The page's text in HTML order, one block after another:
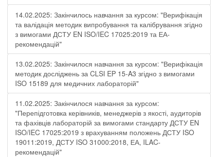
14.02.2025: Закінчилось навчання за курсом: "Верифікація
та валідація методик випробування та калібрування згідно
з вимогами ДСТУ EN ISO/IEC 17025:2019 та ЕА-
рекомендацій"
13.02.2025: Закінчилося навчання за курсом: "Верифікація
методик досліджень за CLSI EP 15-A3 згідно з вимогами
ISO 15189 для медичних лабораторій"
11.02.2025: Закінчилося навчання за курсом:
"Перепідготовка керівників, менеджерів з якості, аудиторів
та фахівців лабораторій за вимогами стандарту ДСТУ EN
ISO/IEC 17025:2019 з врахуванням положень ДСТУ ISO
19011:2019, ДСТУ ISO 31000:2018, ЕА, ILAC-
рекомендацій"